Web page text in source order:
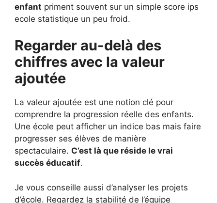
enfant priment souvent sur un simple score ips
ecole statistique un peu froid.
Regarder au-delà des
chiffres avec la valeur
ajoutée
La valeur ajoutée est une notion clé pour
comprendre la progression réelle des enfants.
Une école peut afficher un indice bas mais faire
progresser ses élèves de manière
spectaculaire. C’est là que réside le vrai
succès éducatif.
Je vous conseille aussi d’analyser les projets
d’école. Regardez la stabilité de l’équipe